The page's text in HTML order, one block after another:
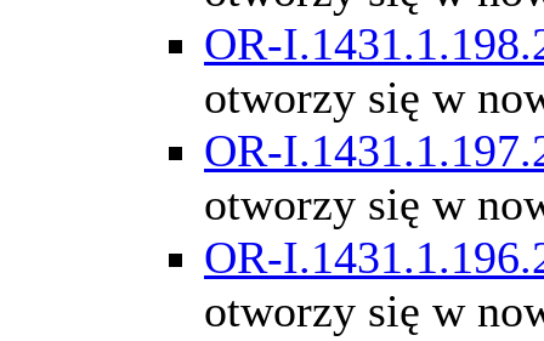
OR-
otworzy się w
OR-
otworzy się w
OR-
otworzy się w